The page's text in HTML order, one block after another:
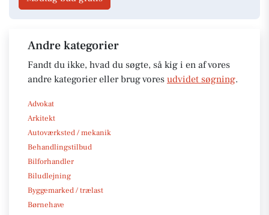
Andre kategorier
Fandt du ikke, hvad du søgte, så kig i en af vores
andre kategorier eller brug vores udvidet søgning.
Advokat
Arkitekt
Autoværksted / mekanik
Behandlingstilbud
Bilforhandler
Biludlejning
Byggemarked / trælast
Børnehave